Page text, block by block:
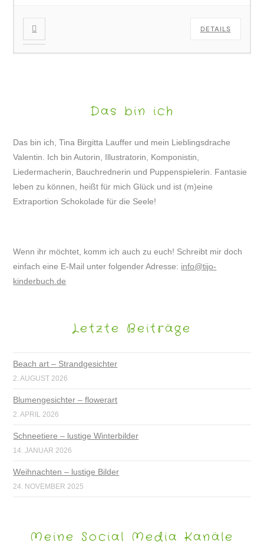
DETAILS
Das bin ich
Das bin ich, Tina Birgitta Lauffer und mein Lieblingsdrache
Valentin. Ich bin Autorin, Illustratorin, Komponistin,
Liedermacherin, Bauchrednerin und Puppenspielerin. Fantasie
leben zu können, heißt für mich Glück und ist (m)eine
Extraportion Schokolade für die Seele!
Wenn ihr möchtet, komm ich auch zu euch! Schreibt mir doch
einfach eine E-Mail unter folgender Adresse: info@tijo-
kinderbuch.de
Letzte Beiträge
Beach art – Strandgesichter
2. AUGUST 2026
Blumengesichter – flowerart
2. APRIL 2026
Schneetiere – lustige Winterbilder
14. JANUAR 2026
Weihnachten – lustige Bilder
24. NOVEMBER 2025
Meine Social Media Kanäle